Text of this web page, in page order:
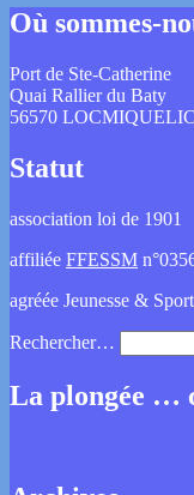
Où sommes-
Port de Ste-Catherine
Quai Rallier du Baty
56570 LOCMIQUELIC
Statut
association loi de 1901
affiliée FFESSM
agréée Jeunesse & Sport
Rechercher…
La plongée …